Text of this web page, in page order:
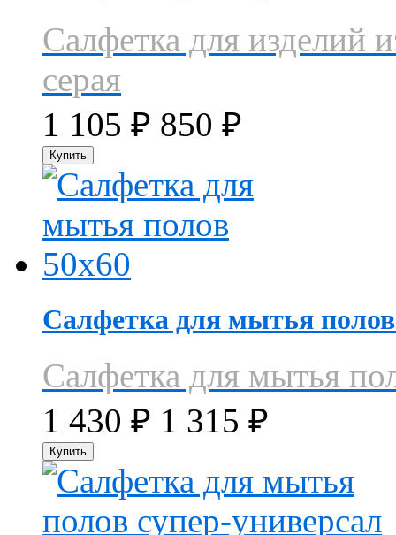
Салфетка для изделий
серая
1 105 ₽ 850 ₽
Салфетка для мытья
Салфетка для мытья
1 430 ₽ 1 315 ₽